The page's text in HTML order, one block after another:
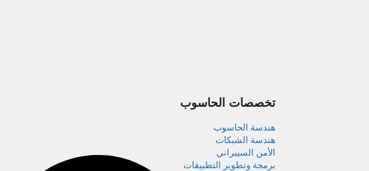
تخصصات الحاسوب
هندسة الحاسوب
هندسة الشبكات
الأمن السيبراني
برمجة وتطوير التطبيقات